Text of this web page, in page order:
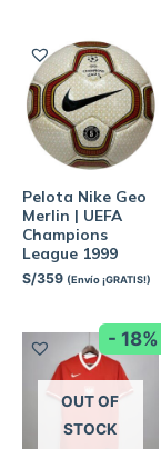
Pelota Nike Geo
Merlin | UEFA
Champions
League 1999
S/359 (Envío ¡GRATIS!)
- 18%
OUT OF
STOCK